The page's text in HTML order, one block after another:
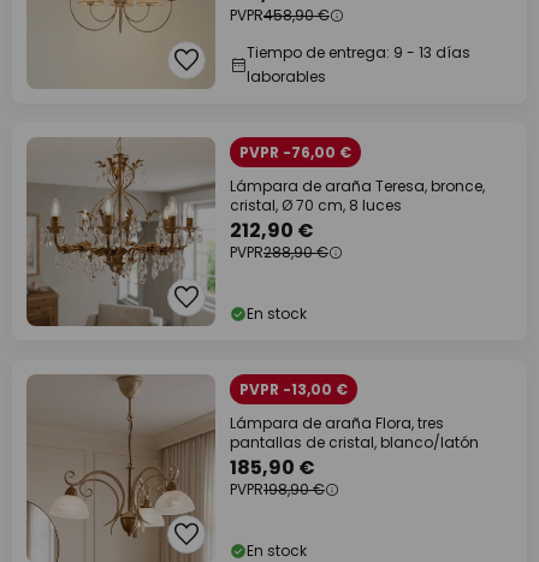
PVPR458,90 €
Tiempo de entrega: 9 - 13 días
laborables
PVPR -76,00 €
Lámpara de araña Teresa, bronce,
cristal, Ø 70 cm, 8 luces
212,90 €
PVPR288,90 €
En stock
PVPR -13,00 €
Lámpara de araña Flora, tres
pantallas de cristal, blanco/latón
185,90 €
PVPR198,90 €
En stock